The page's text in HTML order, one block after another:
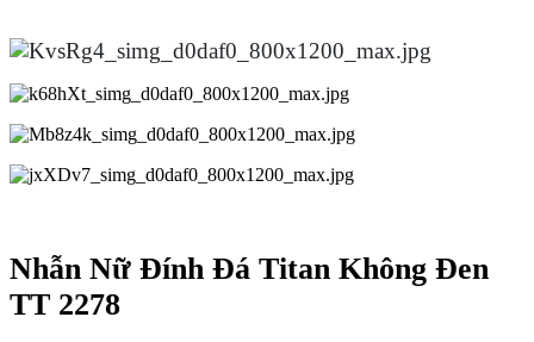
Nhẫn Nữ Đính Đá Titan Không Đen
TT 2278